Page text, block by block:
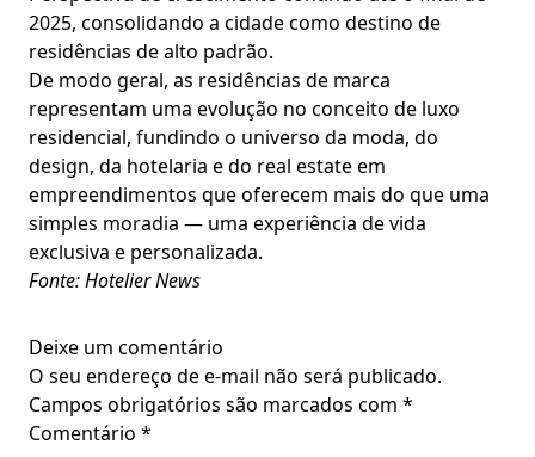
2025, consolidando a cidade como destino de
residências de alto padrão.
De modo geral, as residências de marca
representam uma evolução no conceito de luxo
residencial, fundindo o universo da moda, do
design, da hotelaria e do real estate em
empreendimentos que oferecem mais do que uma
simples moradia — uma experiência de vida
exclusiva e personalizada.
Fonte: Hotelier News
Deixe um comentário
O seu endereço de e-mail não será publicado.
Campos obrigatórios são marcados com *
Comentário *